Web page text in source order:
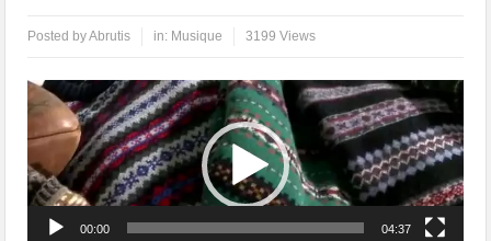
Posted byAbrutis in: Musique 3199 Views
Lecteur
vidéo
00:00 04:37